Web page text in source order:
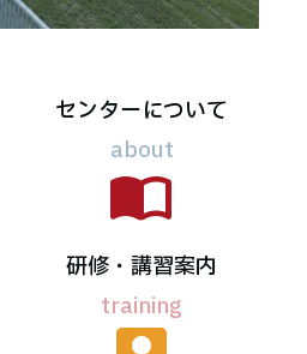
センターについて
研修・ 講習案内